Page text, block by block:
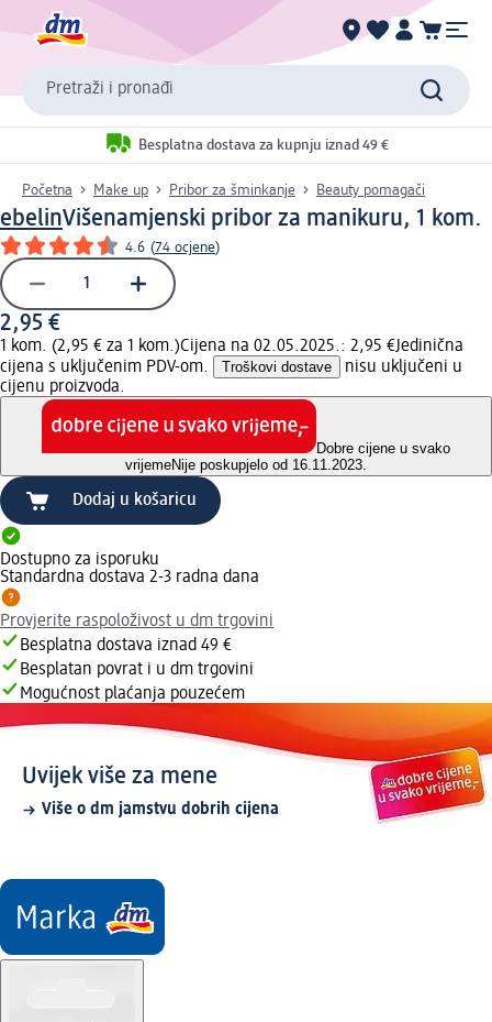
Pretraži i pronađi
Besplatna dostava za kupnju iznad 49 €
Početna Make up Pribor za šminkanje Beauty pomagači
ebelinVišenamjenski pribor za manikuru, 1 kom.
4.6 (74 ocjene)
2,95 €
1 kom. (2,95 € za 1 kom.)Cijena na 02.05.2025.: 2,95 €Jedinična
cijena s uključenim PDV-om.
Troškovi dostave
nisu uključeni u
cijenu proizvoda.
Dobre cijene u svako
vrijemeNije poskupjelo od 16.11.2023.
Dodaj u košaricu
Dostupno za isporuku
Standardna dostava 2-3 radna dana
Provjerite raspoloživost u dm trgovini
Besplatna dostava iznad 49 €
Besplatan povrat i u dm trgovini
Mogućnost plaćanja pouzećem
Uvijek više za mene
Više o dm jamstvu dobrih cijena